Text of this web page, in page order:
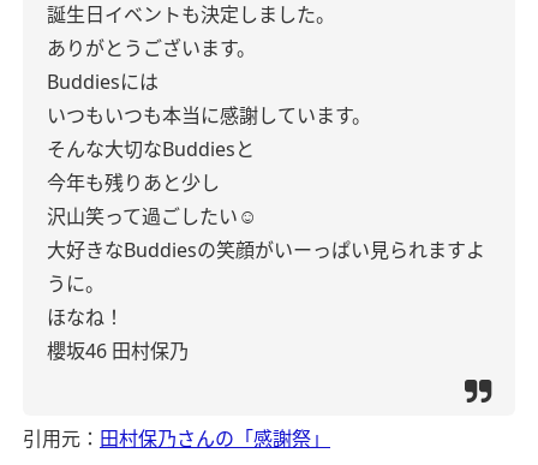
誕生日イベントも決定しました。
ありがとうございます。
Buddiesには
いつもいつも本当に感謝しています。
そんな大切なBuddiesと
今年も残りあと少し
沢山笑って過ごしたい‪‪☺︎‬
大好きなBuddiesの笑顔がいーっぱい見られますよ
うに。
ほなね！
櫻坂46 田村保乃
引用元： 田村保乃さんの「感謝祭」